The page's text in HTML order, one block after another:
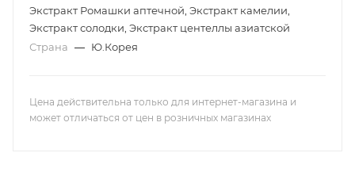
Экстракт Ромашки аптечной, Экстракт камелии,
Экстракт солодки, Экстракт центеллы азиатской
Страна — Ю.Корея
Цена действительна только для интернет-магазина и
может отличаться от цен в розничных магазинах